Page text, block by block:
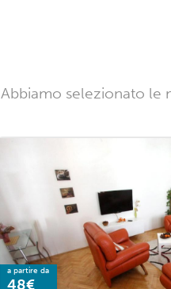
Abbiamo selezionato le
a partire da
48€